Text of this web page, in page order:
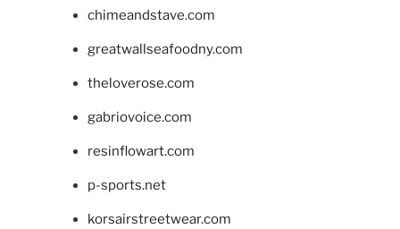
chimeandstave.com
greatwallseafoodny.com
theloverose.com
gabriovoice.com
resinflowart.com
p-sports.net
korsairstreetwear.com